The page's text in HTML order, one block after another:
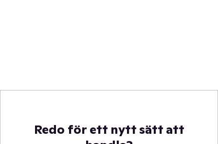
Redo för ett nytt sätt att